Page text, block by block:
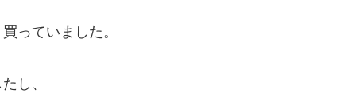
っていました。
し、